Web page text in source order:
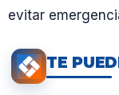
evitar
TE